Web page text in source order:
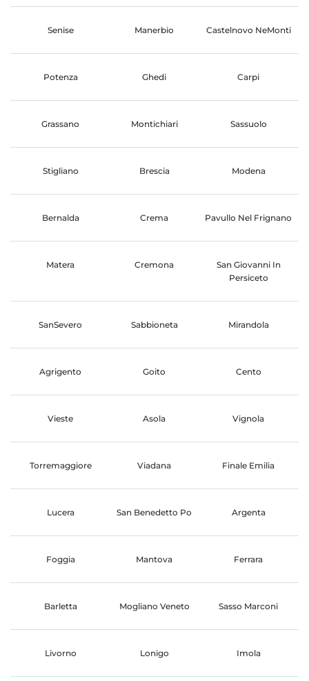
Senise Manerbio Castelnovo NeMonti
Potenza Ghedi Carpi
Grassano Montichiari Sassuolo
Stigliano Brescia Modena
Bernalda Crema Pavullo Nel Frignano
Matera Cremona
San Giovanni In
Persiceto
SanSevero Sabbioneta Mirandola
Agrigento Goito Cento
Vieste Asola Vignola
Torremaggiore Viadana Finale Emilia
Lucera San Benedetto Po Argenta
Foggia Mantova Ferrara
Barletta Mogliano Veneto Sasso Marconi
Livorno Lonigo Imola